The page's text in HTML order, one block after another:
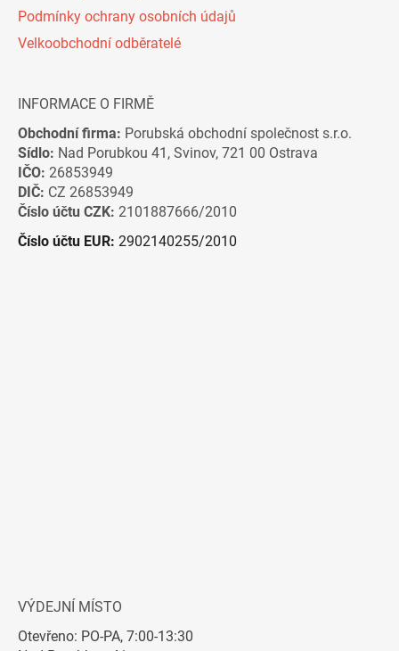
Podmínky ochrany osobních údajů
Velkoobchodní odběratelé
INFORMACE O FIRMĚ
Obchodní firma: Porubská obchodní společnost s.r.o.
Sídlo: Nad Porubkou 41, Svinov, 721 00 Ostrava
IČO: 26853949
DIČ: CZ 26853949
Číslo účtu CZK: 2101887666/2010
Číslo účtu EUR: 2902140255/2010
VÝDEJNÍ MÍSTO
Otevřeno: PO-PA, 7:00-13:30